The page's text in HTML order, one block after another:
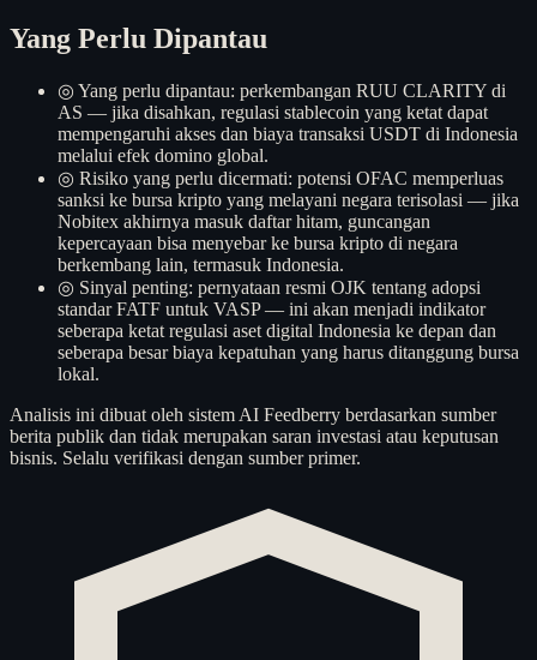
Yang Perlu Dipantau
◎ Yang perlu dipantau: perkembangan RUU CLARITY di
AS — jika disahkan, regulasi stablecoin yang ketat dapat
mempengaruhi akses dan biaya transaksi USDT di Indonesia
melalui efek domino global.
◎ Risiko yang perlu dicermati: potensi OFAC memperluas
sanksi ke bursa kripto yang melayani negara terisolasi — jika
Nobitex akhirnya masuk daftar hitam, guncangan
kepercayaan bisa menyebar ke bursa kripto di negara
berkembang lain, termasuk Indonesia.
◎ Sinyal penting: pernyataan resmi OJK tentang adopsi
standar FATF untuk VASP — ini akan menjadi indikator
seberapa ketat regulasi aset digital Indonesia ke depan dan
seberapa besar biaya kepatuhan yang harus ditanggung bursa
lokal.
Analisis ini dibuat oleh sistem AI Feedberry berdasarkan sumber
berita publik dan tidak merupakan saran investasi atau keputusan
bisnis. Selalu verifikasi dengan sumber primer.